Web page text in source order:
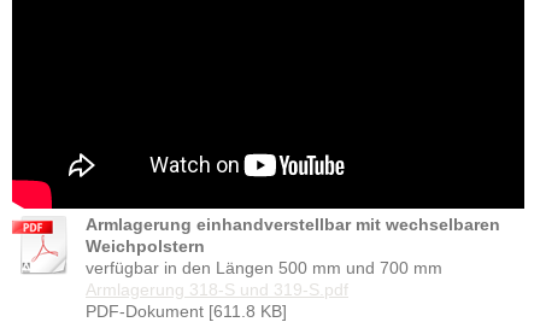
Armlagerung einhandverstellbar mit wechselbaren
Weichpolstern
verfügbar in den Längen 500 mm und 700 mm
Armlagerung 318-S und 319-S.pdf
PDF-Dokument [611.8 KB]